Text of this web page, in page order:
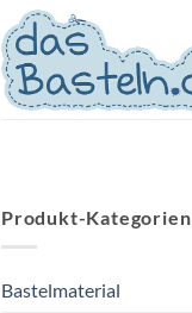
Produkt-Kategorien
Bastelmaterial